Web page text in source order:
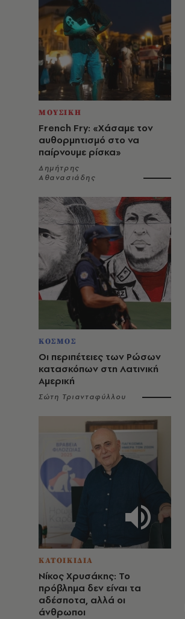
ΜΟΥΣΙΚΗ
French Fry: «Χάσαμε τον
αυθορμητισμό στο να
παίρνουμε ρίσκα»
Δημήτρης
Αθανασιάδης
ΚΟΣΜΟΣ
Οι περιπέτειες των Ρώσων
κατασκόπων στη Λατινική
Αμερική
Σώτη Τριανταφύλλου
ΚΑΤΟΙΚΙΔΙΑ
Νίκος Χρυσάκης: Το
πρόβλημα δεν είναι τα
αδέσποτα, αλλά οι
άνθρωποι